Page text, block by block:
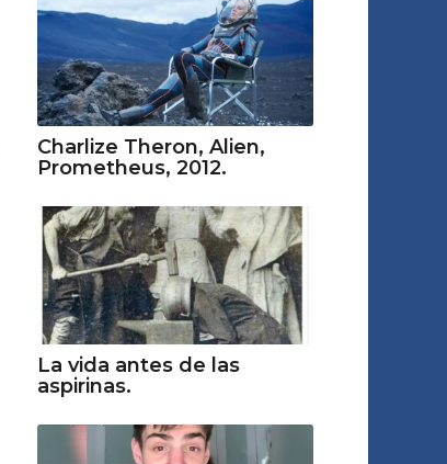
Charlize Theron, Alien,
Prometheus, 2012.
La vida antes de las
aspirinas.